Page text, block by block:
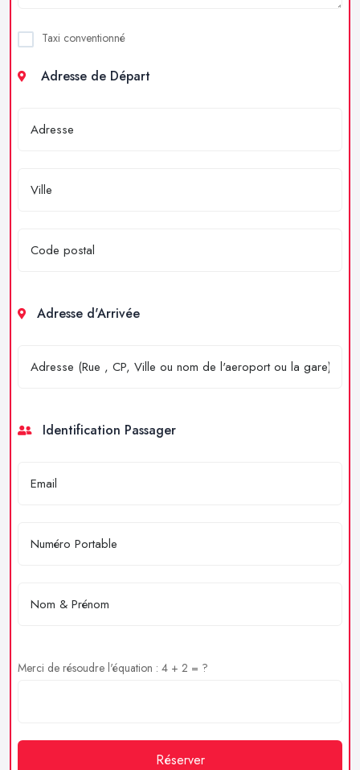
Taxi conventionné
Adresse de Départ
Adresse d'Arrivée
Identification Passager
Merci de résoudre l'équation : 4 + 2 = ?
Réserver